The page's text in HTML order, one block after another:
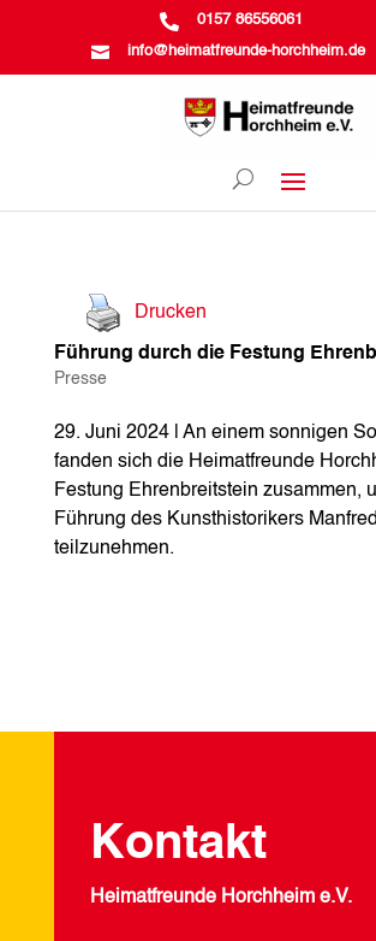
 0157 86556061
 info@heimatfreunde-horchheim.de
Drucken
Führung durch die Festung
Presse
29. Juni 2024 | An einem sonnigen
fanden sich die Heimatfreunde
Festung Ehrenbreitstein zusammen,
Führung des Kunsthistorikers
teilzunehmen.
Kontakt
Heimatfreunde Horchheim e.V.